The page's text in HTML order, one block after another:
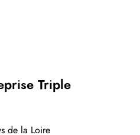
Triple
de la Loire